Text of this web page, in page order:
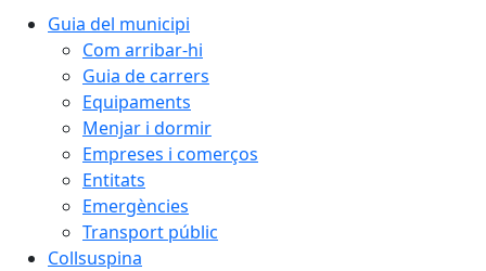
Guia del municipi
Com arribar-hi
Guia de carrers
Equipaments
Menjar i dormir
Empreses i comerços
Entitats
Emergències
Transport públic
Collsuspina